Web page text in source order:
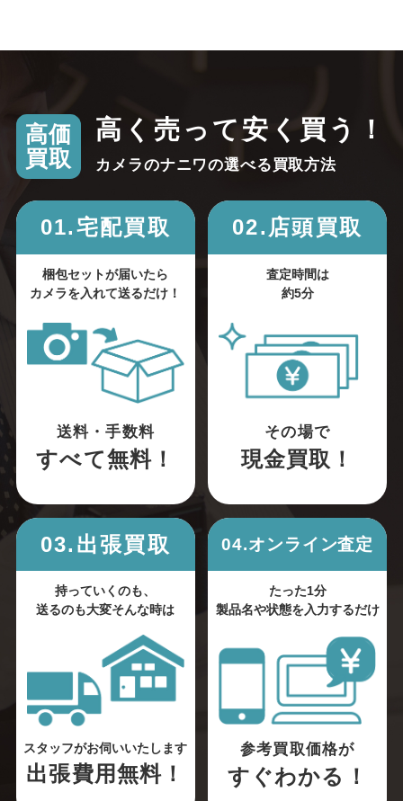
高価
買取
高く売って安く買う！
カメラのナニワの選べる買取方法
01.宅配買取
梱包セットが届いたら
カメラを入れて送るだけ！
送料・手数料
すべて無料！
02.店頭買取
査定時間は
約5分
その場で
現金買取！
03.出張買取
持っていくのも、
送るのも大変そんな時は
スタッフがお伺いいたします
出張費用無料！
04.オンライン査定
たった1分
製品名や状態を入力するだけ
参考買取価格が
すぐわかる！